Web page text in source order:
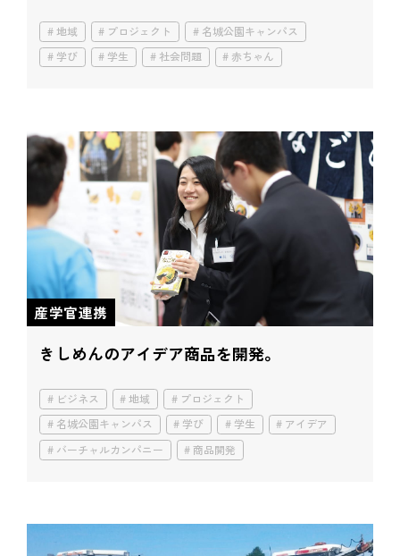
地域 プロジェクト
名城公園キャンパス
学び
学生 社会問題 赤ちゃん
産学官連携
きしめんのアイデア商品を開発。
ビジネス 地域
プロジェクト
名城公園キャンパス
学び 学生
アイデア
バーチャルカンパニー
商品開発